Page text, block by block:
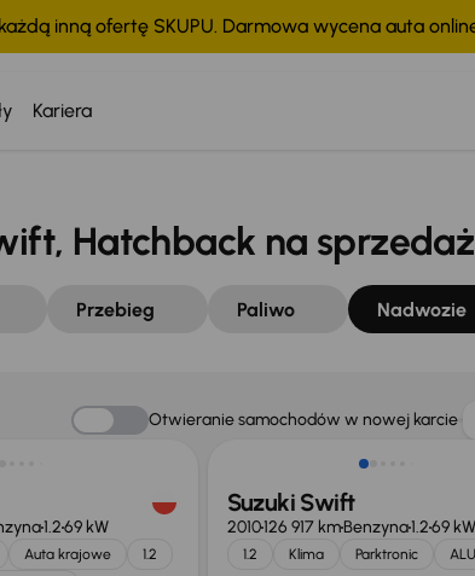
inną ofertę SKUPU. Darmowa wycena auta
Kariera
Hatchback na sprzedaż
Przebieg Paliwo Nadwozie
Otwieranie samochodów w nowej karcie
1.269 kW
Auta krajowe
1.2
Taniej o 500 zł
Suzuki Swift
2010126 917 kmBenzyna1.269 kW
1.2 Klima Parktronic ALU